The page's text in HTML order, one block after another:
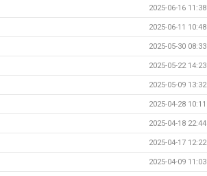
2025-06-16 11:38
2025-06-11 10:48
2025-05-30 08:33
2025-05-22 14:23
2025-05-09 13:32
2025-04-28 10:11
2025-04-18 22:44
2025-04-17 12:22
2025-04-09 11:03